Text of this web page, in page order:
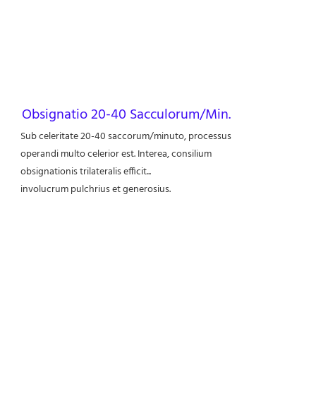
Obsignatio 20-40 Sacculorum/Min.
Sub celeritate 20-40 saccorum/minuto, processus
operandi multo celerior est. Interea, consilium
obsignationis trilateralis efficit...
involucrum pulchrius et generosius.